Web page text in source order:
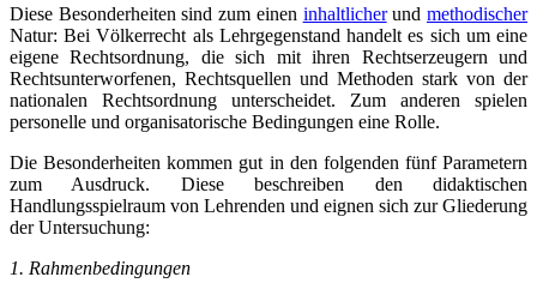
Diese Besonderheiten sind zum einen inhaltlicherundmethodischer
Natur: Bei Völkerrecht als Lehrgegenstand handelt es sich um eine
eigene Rechtsordnung, die sich mit ihren Rechtserzeugern und
Rechtsunterworfenen, Rechtsquellen und Methoden stark von der
nationalen Rechtsordnung unterscheidet. Zum anderen spielen
personelle und organisatorische Bedingungen eine Rolle.
Die Besonderheiten kommen gut in den folgenden fünf Parametern
zum Ausdruck. Diese beschreiben den didaktischen
Handlungsspielraum von Lehrenden und eignen sich zur Gliederung
der Untersuchung:
1. Rahmenbedingungen